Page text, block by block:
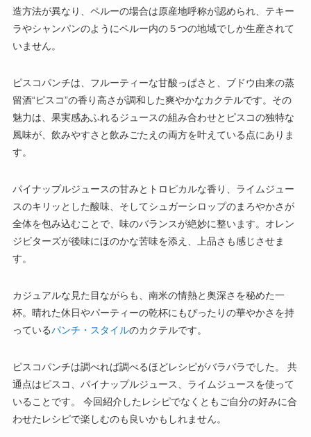
造方法が異なり、ペルーの場合は原産地呼称が認められ、テキー
ラやシャンパンのようにペルー内の５つの地域でしか生産されて
いません。
ピスコパンチは、フルーティーな甘酸っぱさと、ブドウ由来の蒸
留酒“ピスコ”の香り高さが調和した爽やかなカクテルです。その
魅力は、果実感あふれるジュースの組み合わせとピスコの独特な
風味が、飲みやすさと飲みごたえの両方を叶えている点にありま
す。
パイナップルジュースの甘みとトロピカルな香り、ライムジュー
スのキリッとした酸味、そしてシュガーシロップのまろやかさが
全体を包み込むことで、味のバランスが絶妙に整います。オレン
ジビターズが後味にほのかな苦味を添え、上品さも感じさせま
す。
カジュアルな見た目ながらも、南米の情熱と奥深さを秘めた一
杯。晴れた休日やパーティーの乾杯にもぴったりの華やかさを持
っているパンチ・スタイルのカクテルです。
ピスコパンチは調べれば調べるほどレシピがバラバラでした。 共
通点はピスコ、パイナップルジュース、ライムジュースを使って
いることです。 今回紹介したレシピでなくともご自分の好みに合
わせたレシピで楽しむのも良いかもしれません。